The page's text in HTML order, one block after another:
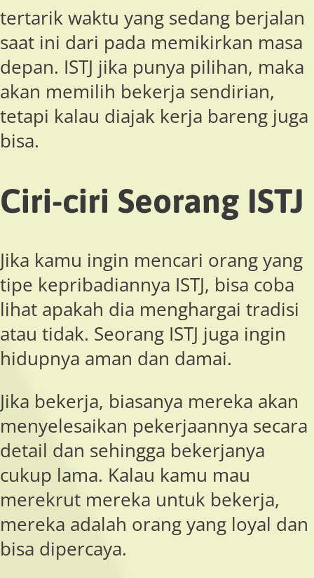
tertarik waktu yang sedang berjalan
saat ini dari pada memikirkan masa
depan. ISTJ jika punya pilihan, maka
akan memilih bekerja sendirian,
tetapi kalau diajak kerja bareng juga
bisa.
Ciri-ciri Seorang ISTJ
Jika kamu ingin mencari orang yang
tipe kepribadiannya ISTJ, bisa coba
lihat apakah dia menghargai tradisi
atau tidak. Seorang ISTJ juga ingin
hidupnya aman dan damai.
Jika bekerja, biasanya mereka akan
menyelesaikan pekerjaannya secara
detail dan sehingga bekerjanya
cukup lama. Kalau kamu mau
merekrut mereka untuk bekerja,
mereka adalah orang yang loyal dan
bisa dipercaya.